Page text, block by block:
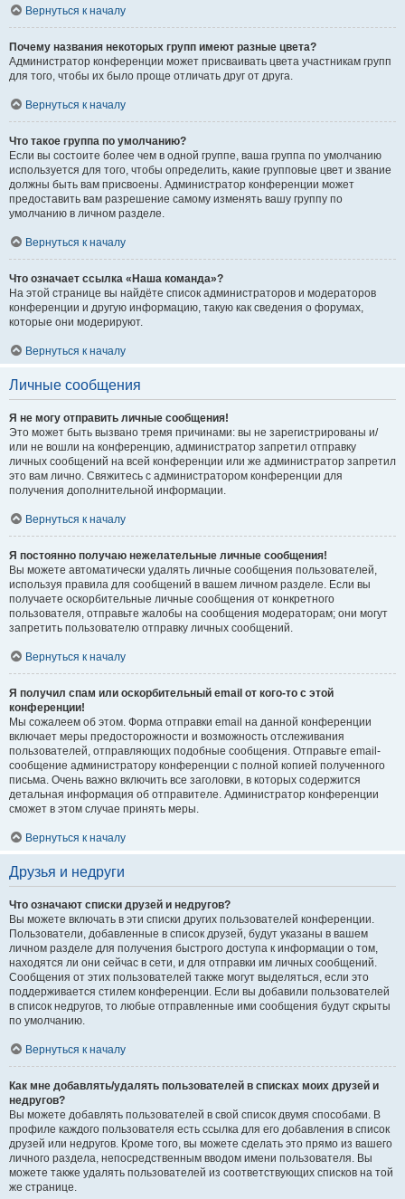
Вернуться к началу
Почему названия некоторых групп имеют разные цвета?
Администратор конференции может присваивать цвета участникам групп
для того, чтобы их было проще отличать друг от друга.
Вернуться к началу
Что такое группа по умолчанию?
Если вы состоите более чем в одной группе, ваша группа по умолчанию
используется для того, чтобы определить, какие групповые цвет и звание
должны быть вам присвоены. Администратор конференции может
предоставить вам разрешение самому изменять вашу группу по
умолчанию в личном разделе.
Вернуться к началу
Что означает ссылка «Наша команда»?
На этой странице вы найдёте список администраторов и модераторов
конференции и другую информацию, такую как сведения о форумах,
которые они модерируют.
Вернуться к началу
Личные сообщения
Я не могу отправить личные сообщения!
Это может быть вызвано тремя причинами: вы не зарегистрированы и/
или не вошли на конференцию, администратор запретил отправку
личных сообщений на всей конференции или же администратор запретил
это вам лично. Свяжитесь с администратором конференции для
получения дополнительной информации.
Вернуться к началу
Я постоянно получаю нежелательные личные сообщения!
Вы можете автоматически удалять личные сообщения пользователей,
используя правила для сообщений в вашем личном разделе. Если вы
получаете оскорбительные личные сообщения от конкретного
пользователя, отправьте жалобы на сообщения модераторам; они могут
запретить пользователю отправку личных сообщений.
Вернуться к началу
Я получил спам или оскорбительный email от кого-то с этой
конференции!
Мы сожалеем об этом. Форма отправки email на данной конференции
включает меры предосторожности и возможность отслеживания
пользователей, отправляющих подобные сообщения. Отправьте email-
сообщение администратору конференции с полной копией полученного
письма. Очень важно включить все заголовки, в которых содержится
детальная информация об отправителе. Администратор конференции
сможет в этом случае принять меры.
Вернуться к началу
Друзья и недруги
Что означают списки друзей и недругов?
Вы можете включать в эти списки других пользователей конференции.
Пользователи, добавленные в список друзей, будут указаны в вашем
личном разделе для получения быстрого доступа к информации о том,
находятся ли они сейчас в сети, и для отправки им личных сообщений.
Сообщения от этих пользователей также могут выделяться, если это
поддерживается стилем конференции. Если вы добавили пользователей
в список недругов, то любые отправленные ими сообщения будут скрыты
по умолчанию.
Вернуться к началу
Как мне добавлять/удалять пользователей в списках моих друзей и
недругов?
Вы можете добавлять пользователей в свой список двумя способами. В
профиле каждого пользователя есть ссылка для его добавления в список
друзей или недругов. Кроме того, вы можете сделать это прямо из вашего
личного раздела, непосредственным вводом имени пользователя. Вы
можете также удалять пользователей из соответствующих списков на той
же странице.